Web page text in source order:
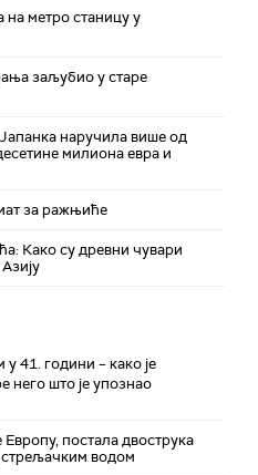
метро станицу у
заљубио у старе
наручила више од
милиона евра и
за ражњиће
Како су древни чувари
41. години – како је
него што је упознао
постала двострука
водом